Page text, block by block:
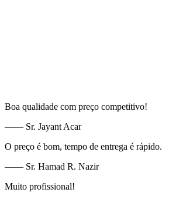
Boa qualidade com preço competitivo!
—— Sr. Jayant Acar
O preço é bom, tempo de entrega é rápido.
—— Sr. Hamad R. Nazir
Muito profissional!